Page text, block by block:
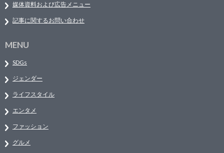
媒体資料および広告メニュー
記事に関するお問い合わせ
MENU
SDGs
ジェンダー
ライフスタイル
エンタメ
ファッション
グルメ